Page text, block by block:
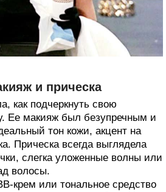
и прическа
как подчеркнуть свою
Ее макияж был безупречным и
тон кожи, акцент на
Прическа всегда выглядела
слегка уложенные волны или
волосы.
крем или тональное средство